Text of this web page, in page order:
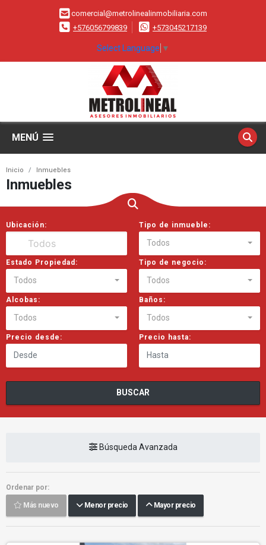
comercial@metrolinealinmobiliaria.com
+576056799839
+573045217139
Select Language ▼
MENÚ
Inicio Inmuebles
Inmuebles
Ubicación: Tipo de inmueble:
Todos
Estado Propiedad:
Todos
Tipo de negocio:
Todos
Alcobas:
Todos
Baños:
Todos
Precio desde: Precio hasta:
BUSCAR
Búsqueda Avanzada
Ordenar por:
Más nuevo Menor precio Mayor precio